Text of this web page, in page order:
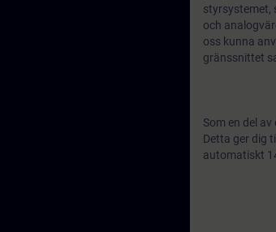
styrsystemet,
och
oss kunna
gränssnittet
Som en del
Detta ger dig
automatiskt